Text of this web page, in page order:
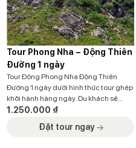
Tour Phong Nha – Động Thiên
Đường 1 ngày
Tour Động Phong Nha Động Thiên
Đường 1 ngày dưới hình thức tour ghép
khởi hành hàng ngày. Du khách sẽ
được trải nghiệm với 2 động nổi tiếng
Nha du khách phải đi thuyền ngược
1.250.000 ₫
Đặt tour ngay